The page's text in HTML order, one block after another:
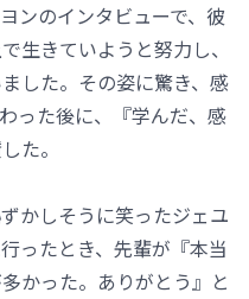
ンのインタビューで、彼
生きていようと努力し、
した。その姿に驚き、感
った後に、『学んだ、感
た。
かしそうに笑ったジェユ
ったとき、先輩が『本当
かった。ありがとう』と